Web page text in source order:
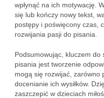
wpłynąć na ich motywację.
się lub kończy nowy tekst,
postępy i poświęcony czas,
rozwijania pasji do pisania.
Podsumowując, kluczem do
pisania jest tworzenie
mogą się rozwijać, zarówno
docenianie ich wysiłków.
zaszczepić w dzieciach